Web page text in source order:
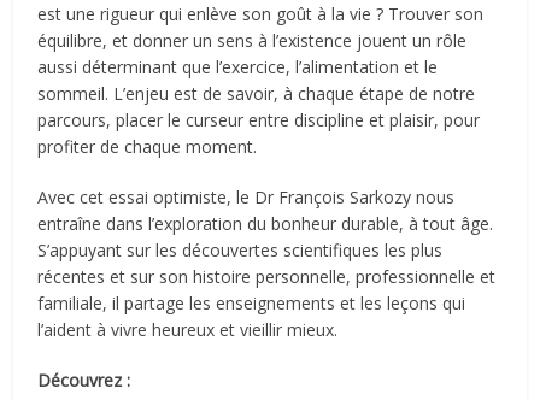
est une rigueur qui enlève son goût à la vie ? Trouver son
équilibre, et donner un sens à l’existence jouent un rôle
aussi déterminant que l’exercice, l’alimentation et le
sommeil. L’enjeu est de savoir, à chaque étape de notre
parcours, placer le curseur entre discipline et plaisir, pour
profiter de chaque moment.
Avec cet essai optimiste, le Dr François Sarkozy nous
entraîne dans l’exploration du bonheur durable, à tout âge.
S’appuyant sur les découvertes scientifiques les plus
récentes et sur son histoire personnelle, professionnelle et
familiale, il partage les enseignements et les leçons qui
l’aident à vivre heureux et vieillir mieux.
Découvrez :